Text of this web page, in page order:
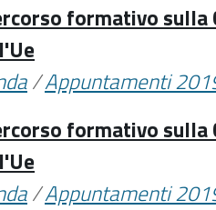
formativo
/Appuntamenti
formativo
/Appuntamenti